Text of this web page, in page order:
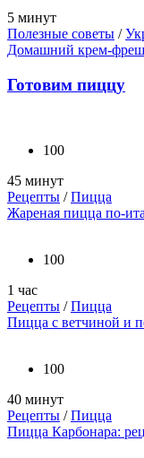
5 минут
Полезные советы /
Домашний крем-фреш
Готовим пиццу
100
45 минут
Рецепты /Пицца
Жареная пицца по-
100
1 час
Рецепты /Пицца
Пицца с ветчиной и
100
40 минут
Рецепты /Пицца
Пицца Карбонара: